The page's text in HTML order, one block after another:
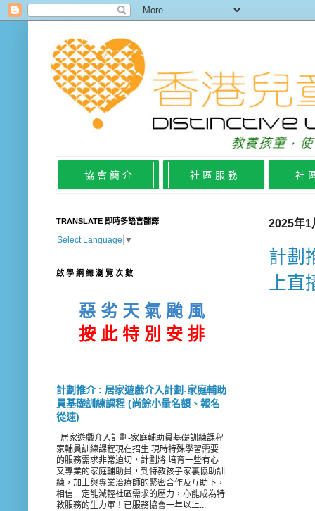
協 會 簡 介 社 區 服 務 社
2025年1
計劃
上
TRANSLATE 即時多語言翻譯
Select Language ▼
啟 學 網 總 瀏 覽 次 數
惡 劣 天 氣 颱 風
按 此 特 別 安 排
計劃推介 : 居家遊戲介入計劃-家庭輔助
員基礎訓練課程 (尚餘小量名額、報名
從速)
居家遊戲介入計劃-家庭輔助員基礎訓練課程
家輔員訓練課程現在招生 現時特殊學習需要
的服務需求非常迫切，計劃將 培育一些有心
又專業的家庭輔助員，到特教孩子家裏協助訓
練，加上與專業治療師的緊密合作及互助下，
相信一定能減輕社區需求的壓力，亦能成為特
教服務的生力軍！已服務協會一年以上...